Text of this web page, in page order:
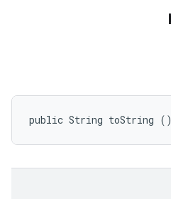
public String toString ()